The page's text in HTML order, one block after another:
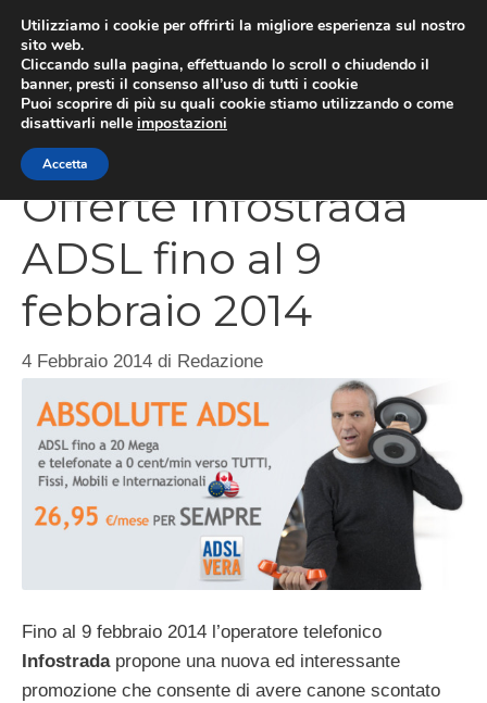
contenuto
Offerte Infostrada
ADSL fino al 9
febbraio 2014
4 Febbraio 2014 di Redazione
Fino al 9 febbraio 2014 l’operatore telefonico
Infostrada propone una nuova ed interessante
promozione che consente di avere canone scontato
Utilizziamo i cookie per offrirti la migliore esperienza sul nostro
sito web.
Cliccando sulla pagina, effettuando lo scroll o chiudendo il
banner, presti il consenso all’uso di tutti i cookie
Puoi scoprire di più su quali cookie stiamo utilizzando o come
disattivarli nelle impostazioni
Accetta